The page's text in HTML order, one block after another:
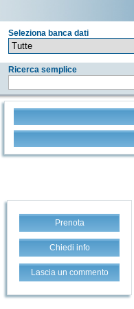
Seleziona banca dati
Ricerca semplice
Prenota
Chiedi info
Lascia un commento